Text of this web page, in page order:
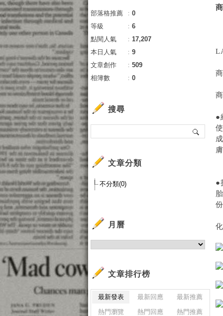
●
●
部落格推薦 ： 0
等級
： 6
點閱人氣
： 17,207
本日人氣
： 9
文章創作
： 509
相簿數
： 0
搜尋
文章分類
不分類(0)
月曆
文章排行榜
最新發表 最新回應
最新推薦
熱門瀏覽
熱門回應 熱門推薦